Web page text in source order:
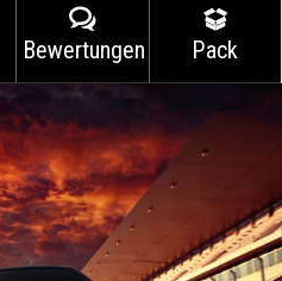
Bewertungen Pack